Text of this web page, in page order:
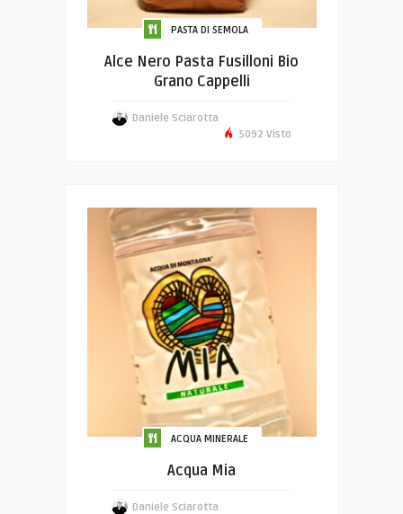
PASTA DI SEMOLA
Alce Nero Pasta Fusilloni Bio
Grano Cappelli
Daniele Sciarotta
5092 Visto
ACQUA MINERALE
Acqua Mia
Daniele Sciarotta